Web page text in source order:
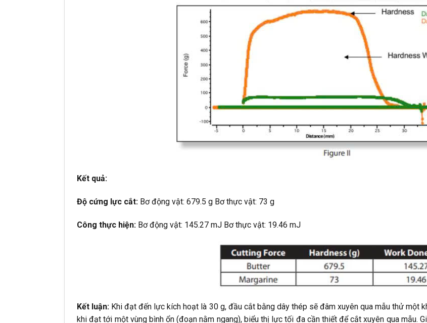
Kết quả:
Độ cứng lực cắt: Bơ động vật: 679.5 g Bơ thực vật: 73 g
Công thực hiện: Bơ động vật: 145.27 mJ Bơ thực vật: 19.46 mJ
Kết luận: Khi đạt đến lực kích hoạt là 30 g, đầu cắt bằng dây thép sẽ đâm xuyên qua mẫu thử một
khi đạt tới một vùng bình ổn (đoạn nằm ngang), biểu thị lực tối đa cần thiết để cắt xuyên qua mẫu.